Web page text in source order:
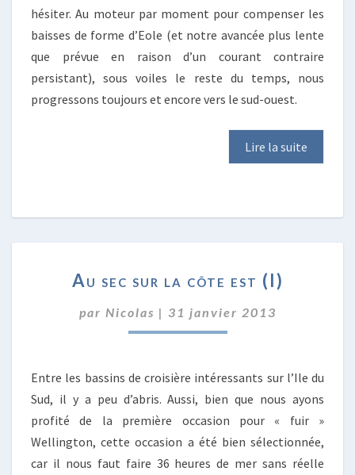
hésiter. Au moteur par moment pour compenser les
baisses de forme d’Eole (et notre avancée plus lente
que prévue en raison d’un courant contraire
persistant), sous voiles le reste du temps, nous
progressons toujours et encore vers le sud-ouest.
Lire la suite
SEC
LA
CÔTE
Au sec sur la côte est (I)
par Nicolas | 31 janvier 2013
Entre les bassins de croisière intéressants sur l’Ile du
Sud, il y a peu d’abris. Aussi, bien que nous ayons
profité de la première occasion pour « fuir »
Wellington, cette occasion a été bien sélectionnée,
car il nous faut faire 36 heures de mer sans réelle